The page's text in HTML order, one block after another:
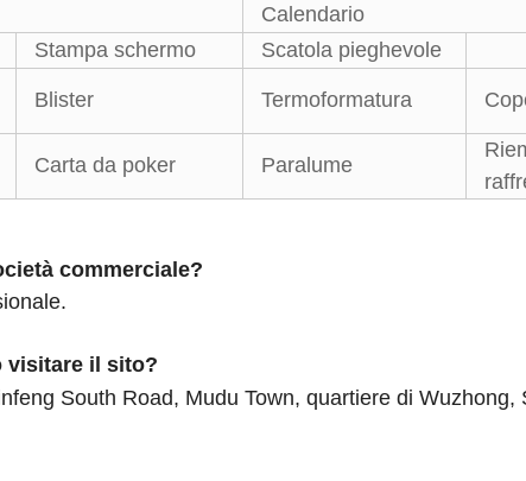
Calendario
Stampa schermo
Scatola pieghevole
Blister Termoformatura
Carta da poker Paralume
commerciale?
visitare il sito?
South Road, Mudu Town, quartiere di Wuzhong,